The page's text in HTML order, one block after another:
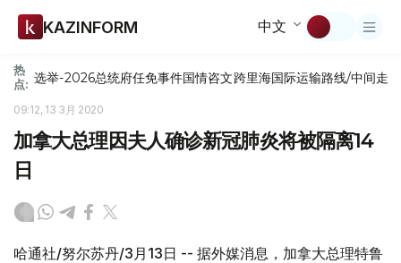
KAZINFORM 中文
热
点: 选举-2026总统府任免事件国情咨文跨里海国际运输路线/中间走廊
09:12, 13 3月 2020
加拿大总理因夫人确诊新冠肺炎将被隔离14
日
哈通社/努尔苏丹/3月13日 -- 据外媒消息，加拿大总理特鲁